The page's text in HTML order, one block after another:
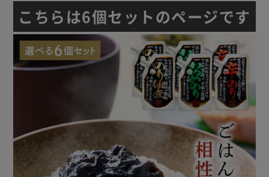
こちらは6個セットのページです